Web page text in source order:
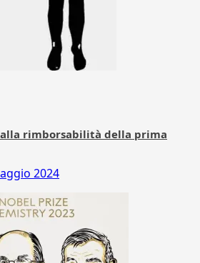
rimborsabilità della prima
2024